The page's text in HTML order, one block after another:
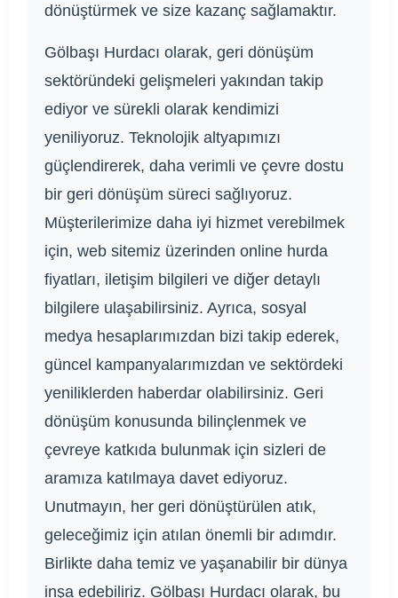
dönüştürmek ve size kazanç sağlamaktır.
Gölbaşı Hurdacı olarak, geri dönüşüm
sektöründeki gelişmeleri yakından takip
ediyor ve sürekli olarak kendimizi
yeniliyoruz. Teknolojik altyapımızı
güçlendirerek, daha verimli ve çevre dostu
bir geri dönüşüm süreci sağlıyoruz.
Müşterilerimize daha iyi hizmet verebilmek
için, web sitemiz üzerinden online hurda
fiyatları, iletişim bilgileri ve diğer detaylı
bilgilere ulaşabilirsiniz. Ayrıca, sosyal
medya hesaplarımızdan bizi takip ederek,
güncel kampanyalarımızdan ve sektördeki
yeniliklerden haberdar olabilirsiniz. Geri
dönüşüm konusunda bilinçlenmek ve
çevreye katkıda bulunmak için sizleri de
aramıza katılmaya davet ediyoruz.
Unutmayın, her geri dönüştürülen atık,
geleceğimiz için atılan önemli bir adımdır.
Birlikte daha temiz ve yaşanabilir bir dünya
inşa edebiliriz. Gölbaşı Hurdacı olarak, bu